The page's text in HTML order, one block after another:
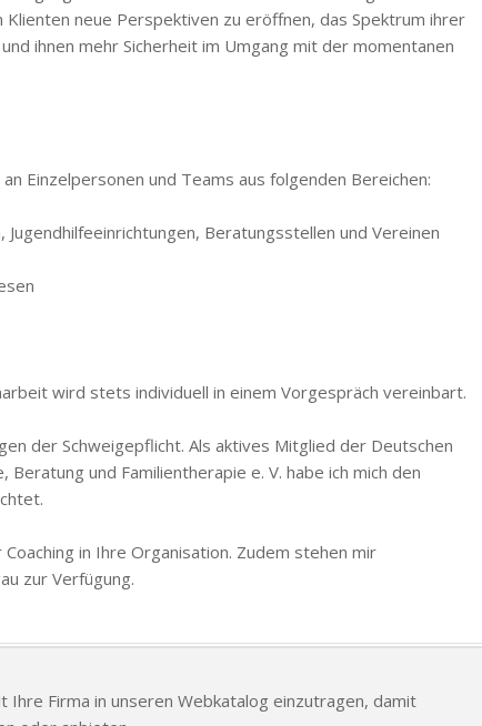
neue Perspektiven zu eröffnen, das Spektrum ihrer
ihnen mehr Sicherheit im Umgang mit der momentanen
Einzelpersonen und Teams aus folgenden Bereichen:
Beratungsstellen und Vereinen
wird stets individuell in einem Vorgespräch vereinbart.
der Schweigepflicht. Als aktives Mitglied der Deutschen
und Familientherapie e. V. habe ich mich den
in Ihre Organisation. Zudem stehen mir
zur Verfügung.
Ihre Firma in unseren Webkatalog einzutragen, damit